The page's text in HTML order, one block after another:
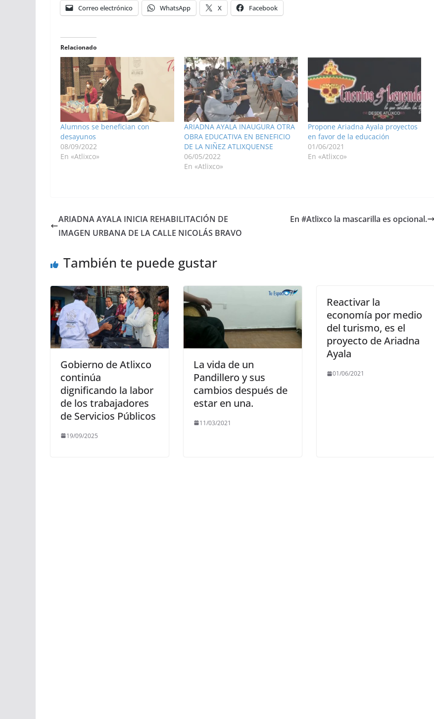
Correo electrónico WhatsApp X Facebook
Relacionado
Alumnos se benefician con
desayunos
08/09/2022
En «Atlixco»
ARIADNA AYALA INAUGURA OTRA
OBRA EDUCATIVA EN BENEFICIO
DE LA NIÑEZ ATLIXQUENSE
06/05/2022
En «Atlixco»
Propone Ariadna Ayala proyectos
en favor de la educación
01/06/2021
En «Atlixco»
ARIADNA AYALA INICIA REHABILITACIÓN DE
IMAGEN URBANA DE LA CALLE NICOLÁS BRAVO
En #Atlixco la mascarilla es opcional.
También te puede gustar
Gobierno de Atlixco
continúa
dignificando la labor
de los trabajadores
de Servicios Públicos
19/09/2025
La vida de un
Pandillero y sus
cambios después de
estar en una.
11/03/2021
Reactivar la
economía por medio
del turismo, es el
proyecto de Ariadna
Ayala
01/06/2021